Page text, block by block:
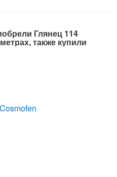
Глянец 114
также купили